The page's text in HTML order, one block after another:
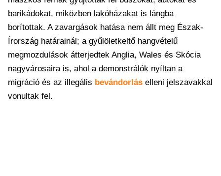
barikádokat, miközben lakóházakat is lángba
borítottak. A zavargások hatása nem állt meg Észak-
Írország határainál; a gyűlöletkeltő hangvételű
megmozdulások átterjedtek Anglia, Wales és Skócia
nagyvárosaira is, ahol a demonstrálók nyíltan a
migráció és az illegális bevándorlás elleni jelszavakkal
vonultak fel.